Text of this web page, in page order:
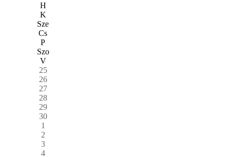
H
K
Sze
Cs
P
Szo
V
25
26
27
28
29
30
1
2
3
4